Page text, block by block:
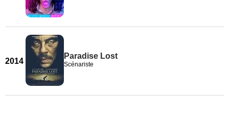
2014
Paradise Lost
Scénariste